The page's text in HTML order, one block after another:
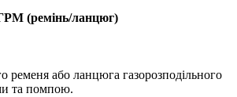
(ремінь/ланцюг)
ременя або ланцюга газорозподільного
та помпою.